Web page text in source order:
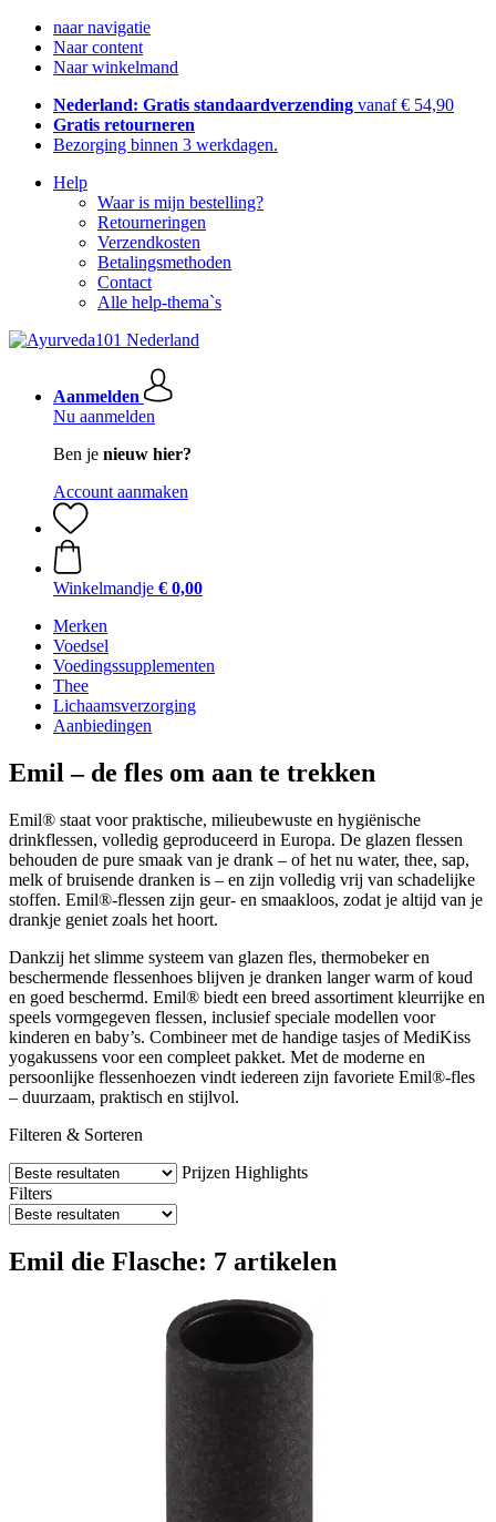
naar navigatie
Naar content
Naar winkelmand
Nederland: Gratis standaardverzending vanaf € 54,90
Gratis retourneren
Bezorging binnen 3 werkdagen.
Help
Waar is mijn bestelling?
Retourneringen
Verzendkosten
Betalingsmethoden
Contact
Alle help-thema`s
Aanmelden
Nu aanmelden
Ben je nieuw hier?
Account aanmaken
Winkelmandje € 0,00
Merken
Voedsel
Voedingssupplementen
Thee
Lichaamsverzorging
Aanbiedingen
Emil – de fles om aan te trekken
Emil® staat voor praktische, milieubewuste en hygiënische
drinkflessen, volledig geproduceerd in Europa. De glazen flessen
behouden de pure smaak van je drank – of het nu water, thee, sap,
melk of bruisende dranken is – en zijn volledig vrij van schadelijke
stoffen. Emil®-flessen zijn geur- en smaakloos, zodat je altijd van je
drankje geniet zoals het hoort.
Dankzij het slimme systeem van glazen fles, thermobeker en
beschermende flessenhoes blijven je dranken langer warm of koud
en goed beschermd. Emil® biedt een breed assortiment kleurrijke en
speels vormgegeven flessen, inclusief speciale modellen voor
kinderen en baby’s. Combineer met de handige tasjes of MediKiss
yogakussens voor een compleet pakket. Met de moderne en
persoonlijke flessenhoezen vindt iedereen zijn favoriete Emil®-fles
– duurzaam, praktisch en stijlvol.
Filteren & Sorteren
Prijzen Highlights
Filters
Emil die Flasche: 7 artikelen